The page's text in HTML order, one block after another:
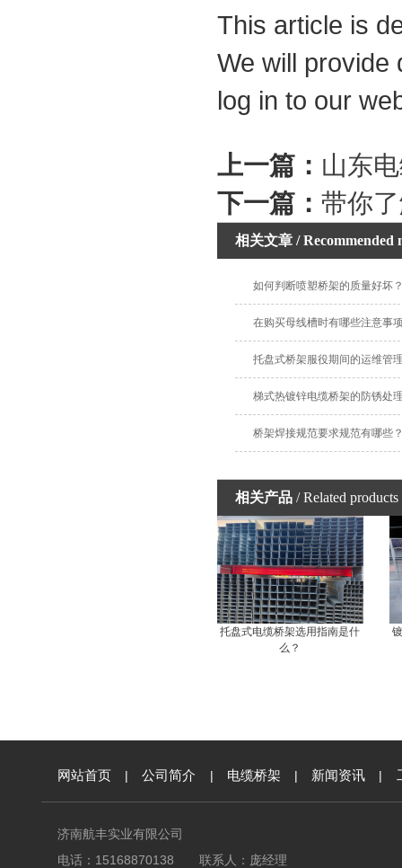
This article is
We will provide
log in to our
上一篇： 山东
下一篇： 带你
相关文章 / Recommended
如何判断喷塑桥架的质量好坏
在购买母线槽时有哪些注意事
托盘式桥架服役期间的运维管
梯式热镀锌电缆桥架的防锈处
桥架焊接规范要求规范有哪些
相关产品 / Related products
托盘式电缆桥架选用指南是什
么？
网站首页 | 公司简介 | 电缆桥架 | 新闻资讯 |
济南航丰实业有限公司
电话：15168870138 联系人：庞经理